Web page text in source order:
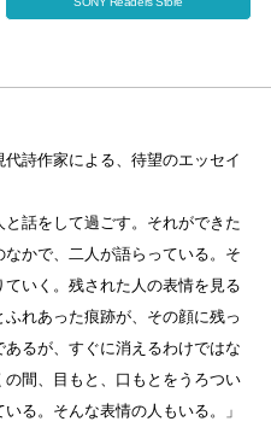
詩作家による、待望のエッセイ
と話をして過ごす。それができた
かで、二人が語らっている。そ
いく。残された人の表情を見る
れあった痕跡が、その顔に残っ
るが、すぐに消えるわけではな
間、目もと、口もとをうろつい
る。そんな表情の人もいる。」